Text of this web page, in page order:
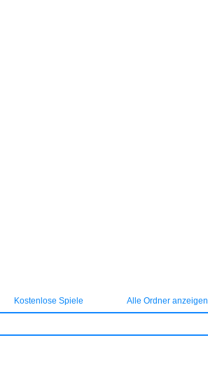
Kostenlose Spiele Alle Ordner anzeigen